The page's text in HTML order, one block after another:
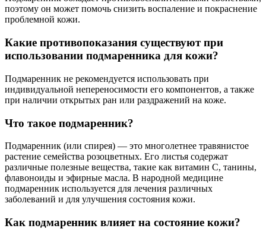
поэтому он может помочь снизить воспаление и покраснение
проблемной кожи.
Какие противопоказания существуют при
использовании подмаренника для кожи?
Подмаренник не рекомендуется использовать при
индивидуальной непереносимости его компонентов, а также
при наличии открытых ран или раздражений на коже.
Что такое подмаренник?
Подмаренник (или спирея) — это многолетнее травянистое
растение семейства розоцветных. Его листья содержат
различные полезные вещества, такие как витамин С, танины,
флавоноиды и эфирные масла. В народной медицине
подмаренник используется для лечения различных
заболеваний и для улучшения состояния кожи.
Как подмаренник влияет на состояние кожи?